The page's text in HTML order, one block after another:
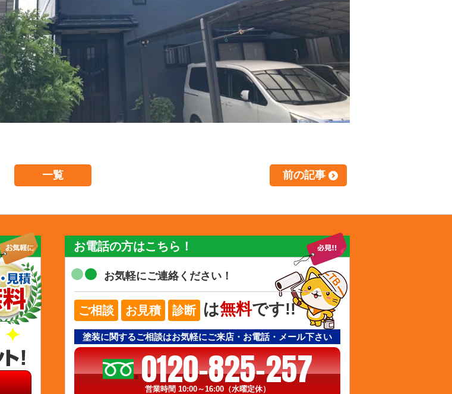
一覧 前の記事
お電話の方はこちら！
お気軽にご連絡ください！
ご相談 お見積 診断 は無料です!!
塗装に関するご相談はお気軽にご来店・お電話・メール下さい
0120-825-257
営業時間 10:00～16:00（水曜定休）